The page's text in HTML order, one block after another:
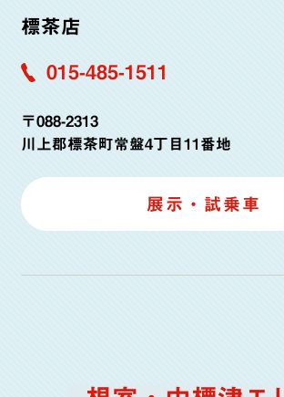
標茶店
015-485-1511
〒088-2313
川上郡標茶町常盤4丁目11番地
展示・試乗車